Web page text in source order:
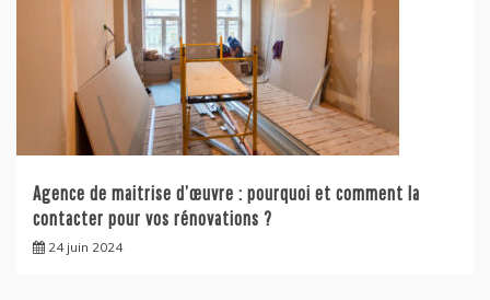
Agence de maitrise d’œuvre : pourquoi et comment la
contacter pour vos rénovations ?
24 juin 2024